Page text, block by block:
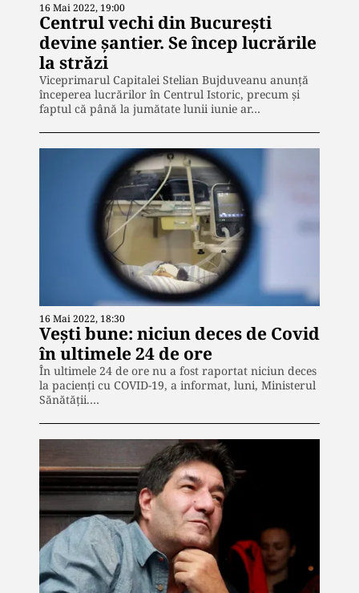
16 Mai 2022, 19:00
Centrul vechi din București
devine șantier. Se încep lucrările
la străzi
Viceprimarul Capitalei Stelian Bujduveanu anunţă
începerea lucrărilor în Centrul Istoric, precum şi
faptul că până la jumătate lunii iunie ar…
16 Mai 2022, 18:30
Vești bune: niciun deces de Covid
în ultimele 24 de ore
În ultimele 24 de ore nu a fost raportat niciun deces
la pacienţi cu COVID-19, a informat, luni, Ministerul
Sănătăţii.…